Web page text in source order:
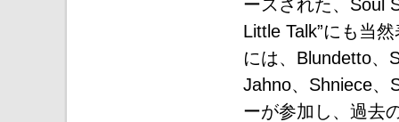
ースされた、Soul
Little Talk”にも当
には、Blundetto、
Jahno、Shniece、
ーが参加し、過去